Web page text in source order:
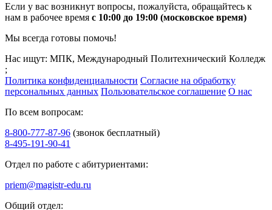
Если у вас возникнут вопросы, пожалуйста, обращайтесь к
нам в рабочее время с 10:00 до 19:00 (московское время)
Мы всегда готовы помочь!
Нас ищут: МПК, Международный Политехнический Колледж
;
Политика конфиденциальности Согласие на обработку
персональных данных Пользовательское соглашение О нас
По всем вопросам:
8-800-777-87-96 (звонок бесплатный)
8-495-191-90-41
Отдел по работе с абитуриентами:
priem@magistr-edu.ru
Общий отдел: